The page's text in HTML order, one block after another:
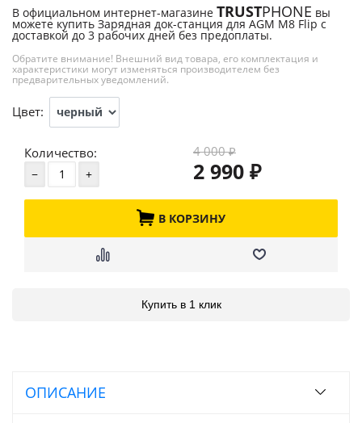
В официальном интернет-магазине TRUSTPHONE вы
можете купить Зарядная док-станция для AGM M8 Flip с
доставкой до 3 рабочих дней без предоплаты.
Обратите внимание! Внешний вид товара, его комплектация и
характеристики могут изменяться производителем без
предварительных уведомлений.
Цвет:
Количество: 4 000₽
2 990 ₽
В КОРЗИНУ
Купить в 1 клик
ОПИСАНИЕ